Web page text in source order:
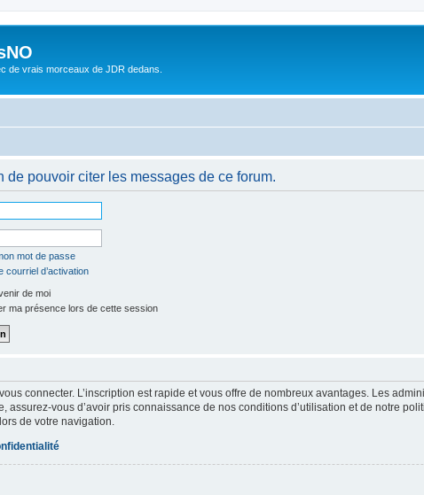
de vrais morceaux de JDR dedans.
de pouvoir citer les messages de ce forum.
mot de passe
courriel d’activation
de moi
ma présence lors de cette session
connecter. L’inscription est rapide et vous offre de nombreux avantages. Les
assurez-vous d’avoir pris connaissance de nos conditions d’utilisation et de notre
de votre navigation.